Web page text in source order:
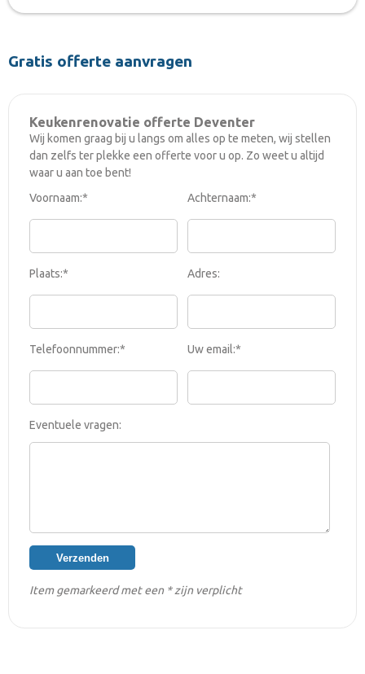
Gratis offerte aanvragen
Keukenrenovatie offerte Deventer
Wij komen graag bij u langs om alles op te meten, wij stellen
dan zelfs ter plekke een offerte voor u op. Zo weet u altijd
waar u aan toe bent!
Voornaam:*
Plaats:*
Telefoonnummer:*
Achternaam:*
Adres:
Uw email:*
Eventuele vragen:
Item gemarkeerd met een * zijn verplicht